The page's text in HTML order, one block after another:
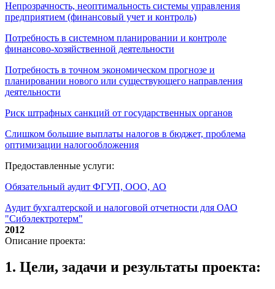
Непрозрачность, неоптимальность системы управления
предприятием (финансовый учет и контроль)
Потребность в системном планировании и контроле
финансово-хозяйственной деятельности
Потребность в точном экономическом прогнозе и
планировании нового или существующего направления
деятельности
Риск штрафных санкций от государственных органов
Слишком большие выплаты налогов в бюджет, проблема
оптимизации налогообложения
Предоставленные услуги:
Обязательный аудит ФГУП, ООО, АО
Аудит бухгалтерской и налоговой отчетности для ОАО
"Сибэлектротерм"
2012
Описание проекта:
1. Цели, задачи и результаты проекта: